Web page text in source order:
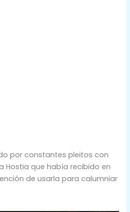
por constantes pleitos con
Hostia que había recibido en
de usarla para calumniar